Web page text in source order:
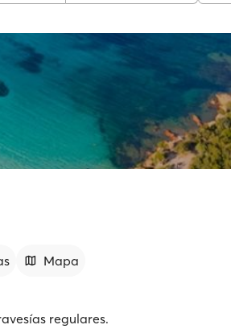
Mapa
regulares.